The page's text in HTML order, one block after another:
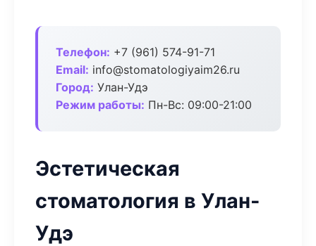
Телефон: +7 (961) 574-91-71
Email: info@stomatologiyaim26.ru
Город: Улан-Удэ
Режим работы: Пн-Вс: 09:00-21:00
Эстетическая
стоматология в Улан-
Удэ